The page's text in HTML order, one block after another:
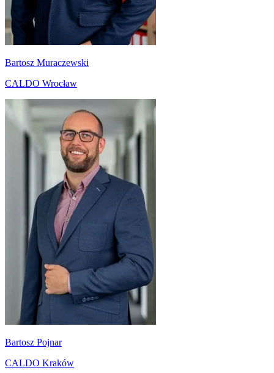
Bartosz Muraczewski
CALDO Wrocław
Bartosz Pojnar
CALDO Kraków